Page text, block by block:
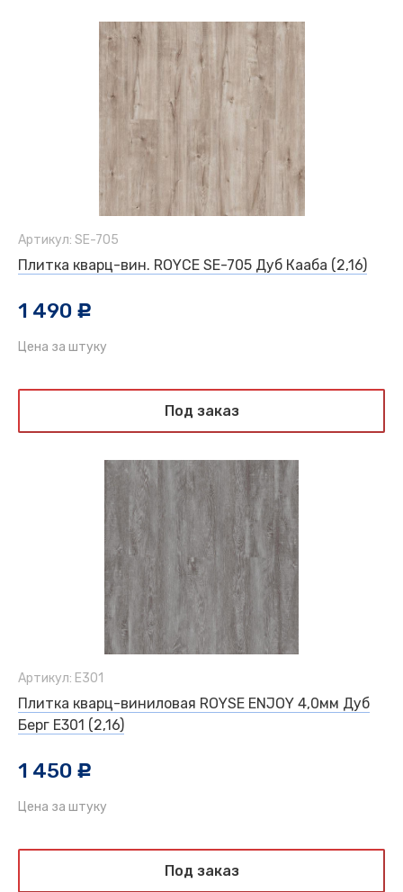
Артикул: SE-705
Плитка кварц-вин. ROYCE SE-705 Дуб Кааба (2,16)
1 490 c
Цена за штуку
Под заказ
Артикул: Е301
Плитка кварц-виниловая ROYSE ENJOY 4,0мм Дуб
Берг Е301 (2,16)
1 450 c
Цена за штуку
Под заказ